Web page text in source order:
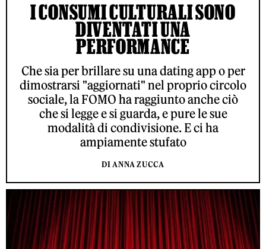
I CONSUMI CULTURALI SONO
DIVENTATI UNA
PERFORMANCE
Che sia per brillare su una dating app o per
dimostrarsi "aggiornati" nel proprio circolo
sociale, la FOMO ha raggiunto anche ciò
che si legge e si guarda, e pure le sue
modalità di condivisione. E ci ha
ampiamente stufato
DI ANNA ZUCCA